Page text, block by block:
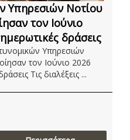
Υπηρεσιών Νοτίου
τον Ιούνιο
δράσεις
Υπηρεσιών
τον Ιούνιο 2026
Τις διαλέξεις ...